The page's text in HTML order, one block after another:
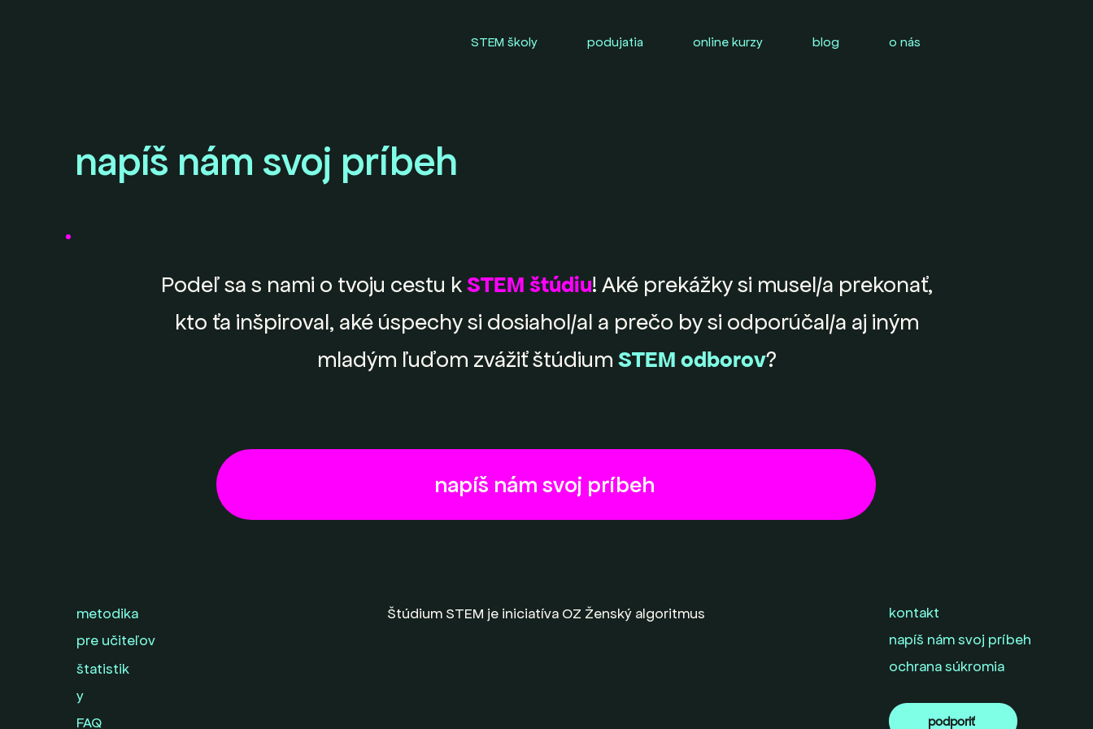
STEM školy podujatia online kurzy blog o nás
napíš nám svoj príbeh
Podeľ sa s nami o tvoju cestu kSTEM štúdiu! Aké prekážky si musel/a prekonať,
kto ťa inšpiroval, aké úspechy si dosiahol/al a prečo by si odporúčal/a aj iným
mladým ľuďom zvážiť štúdium STEM odborov?
napíš nám svoj príbeh
metodika
pre učiteľov
štatistik
y
FAQ
Štúdium STEM je iniciatíva OZ Ženský algoritmus
kontakt
napíš nám svoj príbeh
ochrana súkromia
podporiť